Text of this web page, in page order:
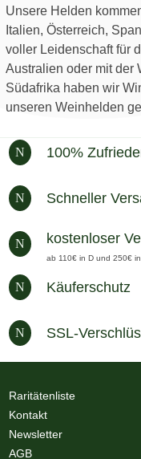
Unsere Helden
Italien, Österreich,
voller Leidenschaft für
Australien oder mit der
Südafrika haben wir
unseren Weinhelden
N 100%
N Schneller
N kostenloser
ab 110€ in D und 250€ in
N Käuferschutz
N SSL-
Raritätenliste
Kontakt
Newsletter
AGB